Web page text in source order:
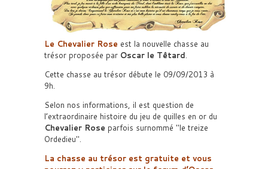
Le Chevalier Rose est la nouvelle chasse au
trésor proposée par Oscar le Têtard.
Cette chasse au trésor débute le 09/09/2013 à
9h.
Selon nos informations, il est question de
l’extraordinaire histoire du jeu de quilles en or du
Chevalier Rose parfois surnommé
le treize
Ordedieu .
La chasse au trésor est gratuite et vous